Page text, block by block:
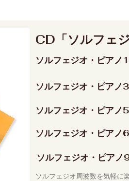
CD「ソルフェ
ソルフェジオ・ピア
ソルフェジオ・ピア
ソルフェジオ・ピア
ソルフェジオ・ピア
ソルフェジオ・ピア
ソルフェジオ周波数を気軽に